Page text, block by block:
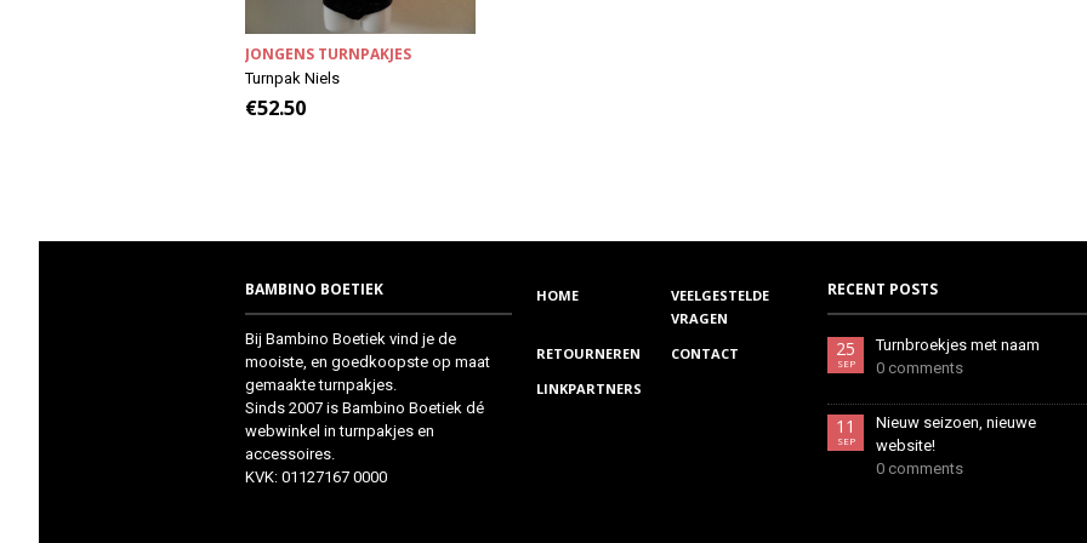
JONGENS TURNPAKJES
Turnpak Niels
€52.50
BAMBINO BOETIEK
Bij Bambino Boetiek vind je de
mooiste, en goedkoopste op maat
gemaakte turnpakjes.
Sinds 2007 is Bambino Boetiek dé
webwinkel in turnpakjes en
accessoires.
KVK: 01127167 0000
HOME
VEELGESTELDE
VRAGEN
RETOURNEREN
CONTACT
LINKPARTNERS
RECENT POSTS
25
SEP
Turnbroekjes met naam
0 comments
11
SEP
Nieuw seizoen, nieuwe
website!
0 comments